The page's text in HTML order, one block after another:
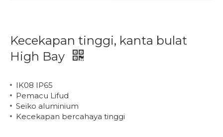
Kecekapan tinggi, kanta bulat
High Bay
IK08 IP65
Pemacu Lifud
Seiko aluminium
Kecekapan bercahaya tinggi